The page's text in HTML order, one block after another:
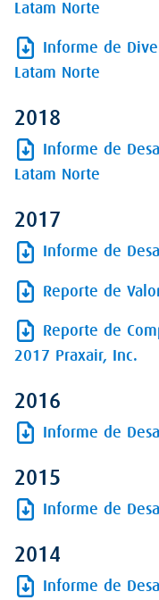
Latam Norte
Informe de
Latam Norte
2018
Informe de
Latam Norte
2017
Informe de
Reporte de
Reporte de
2017 Praxair, Inc.
2016
Informe de
2015
Informe de
2014
Informe de